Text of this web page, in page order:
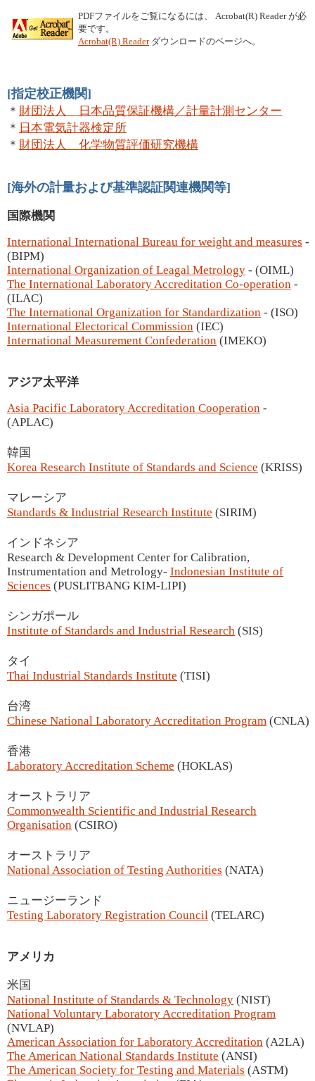
PDFファイルをご覧になるには、 Acrobat(R) Reader が必
要です。
Acrobat(R) Readerダウンロードのページへ。
[指定校正機関]
＊ 財団法人 日本品質保証機構／計量計測センター
＊ 日本電気計器検定所
＊ 財団法人 化学物質評価研究機構
[海外の計量および基準認証関連機関等]
国際機関
International International Bureau for weight and measures -
(BIPM)
International Organization of Leagal Metrology - (OIML)
The International Laboratory Accreditation Co-operation -
(ILAC)
The International Organization for Standardization - (ISO)
International Electorical Commission (IEC)
International Measurement Confederation (IMEKO)
アジア太平洋
Asia Pacific Laboratory Accreditation Cooperation -
(APLAC)
韓国
Korea Research Institute of Standards and Science (KRISS)
マレーシア
Standards & Industrial Research Institute (SIRIM)
インドネシア
Research & Development Center for Calibration,
Instrumentation and Metrology- Indonesian Institute of
Sciences (PUSLITBANG KIM-LIPI)
シンガポール
Institute of Standards and Industrial Research (SIS)
タイ
Thai Industrial Standards Institute (TISI)
台湾
Chinese National Laboratory Accreditation Program (CNLA)
香港
Laboratory Accreditation Scheme (HOKLAS)
オーストラリア
Commonwealth Scientific and Industrial Research
Organisation (CSIRO)
オーストラリア
National Association of Testing Authorities (NATA)
ニュージーランド
Testing Laboratory Registration Council (TELARC)
アメリカ
米国
National Institute of Standards & Technology (NIST)
National Voluntary Laboratory Accreditation Program
(NVLAP)
American Association for Laboratory Accreditation (A2LA)
The American National Standards Institute (ANSI)
The American Society for Testing and Materials (ASTM)